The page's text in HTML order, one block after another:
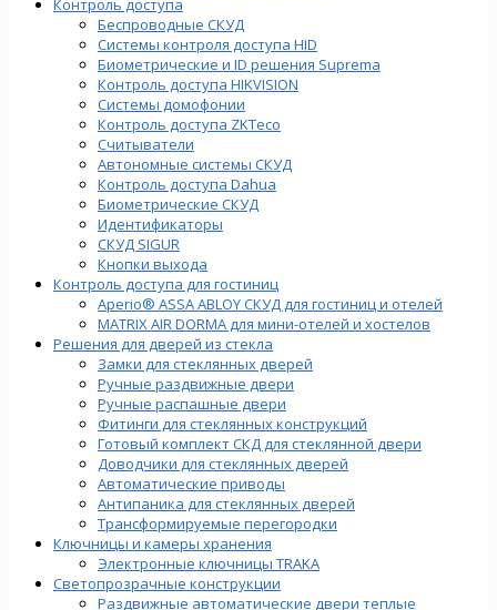
Беспроводные СКУД
Системы контроля доступа HID
Биометрические и ID решения Suprema
Контроль доступа HIKVISION
Системы домофонии
Контроль доступа ZKTeco
Считыватели
Автономные системы СКУД
Контроль доступа Dahua
Биометрические СКУД
Идентификаторы
СКУД SIGUR
Кнопки выхода
Контроль доступа для гостиниц
Aperio® ASSA ABLOY СКУД для гостиниц и отелей
MATRIX AIR DORMA для мини-отелей и хостелов
Решения для дверей из стекла
Замки для стеклянных дверей
Ручные раздвижные двери
Ручные распашные двери
Фитинги для стеклянных конструкций
Готовый комплект СКД для стеклянной двери
Доводчики для стеклянных дверей
Автоматические приводы
Антипаника для стеклянных дверей
Трансформируемые перегородки
Ключницы и камеры хранения
Электронные ключницы TRAKA
Светопрозрачные конструкции
Раздвижные автоматические двери теплые